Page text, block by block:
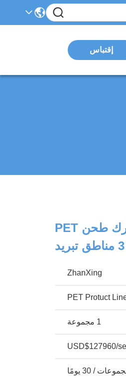
إقتباس
أوتوماتيكي واحد خرطوشة محرك طحن PET
ZhanXing
PET Protuct
1 مجموعة
USD$127960/